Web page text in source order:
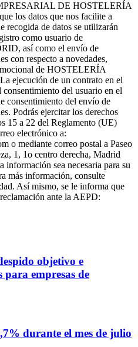
DE HOSTELERÍA
los datos que nos facilite a
recogida de datos se utilizarán
como usuario de
así como el envío de
con respecto a novedades,
de HOSTELERÍA
ejecución de un contrato en el
del usuario en el
consentimiento del envío de
Podrás ejercitar los derechos
15 a 22 del Reglamento (UE)
electrónico a:
o mediante correo postal a Paseo
1, 1o centro derecha, Madrid
información sea necesaria para su
más información, consulte
Así mismo, se le informa que
ante la AEPD:
objetivo e
para empresas de
durante el mes de julio